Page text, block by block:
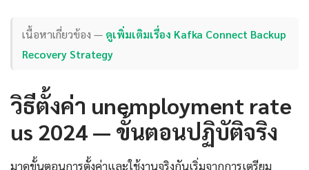
เนื้อหาเกี่ยวข้อง — ดูเพิ่มเติมเรื่อง Kafka Connect Backup
Recovery Strategy
วิธีตั้งค่า unemployment rate
us 2024 — ขั้นตอนปฏิบัติจริง
มาดูขั้นตอนการตั้งค่าและใช้งานจริงกันเริ่มจากการเตรียม